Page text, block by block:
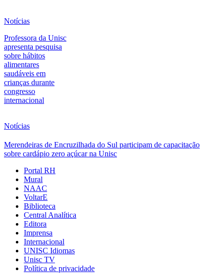
Notícias
Professora da Unisc
apresenta pesquisa
sobre hábitos
alimentares
saudáveis em
crianças durante
congresso
internacional
Notícias
Merendeiras de Encruzilhada do Sul participam de capacitação
sobre cardápio zero açúcar na Unisc
Portal RH
Mural
NAAC
VoltarE
Biblioteca
Central Analítica
Editora
Imprensa
Internacional
UNISC Idiomas
Unisc TV
Política de privacidade